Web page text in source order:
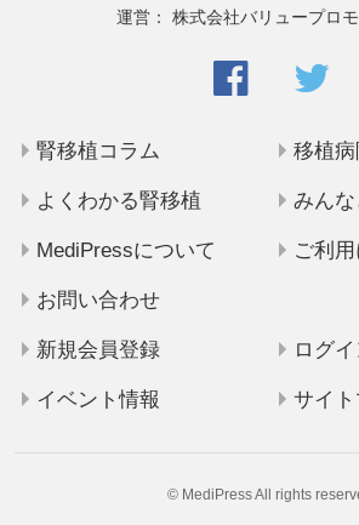
運営： 株式会社バリュープロ
腎移植コラム 移植
よくわかる腎移植 みんな
MediPressについて ご利
お問い合わせ
新規会員登録 ログ
イベント情報 サイ
© MediPress All rights